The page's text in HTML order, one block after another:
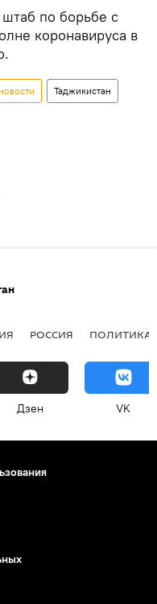
по борьбе с
коронавируса в
Таджикистан
РОССИЯ ПОЛИТИКА
Дзен VK